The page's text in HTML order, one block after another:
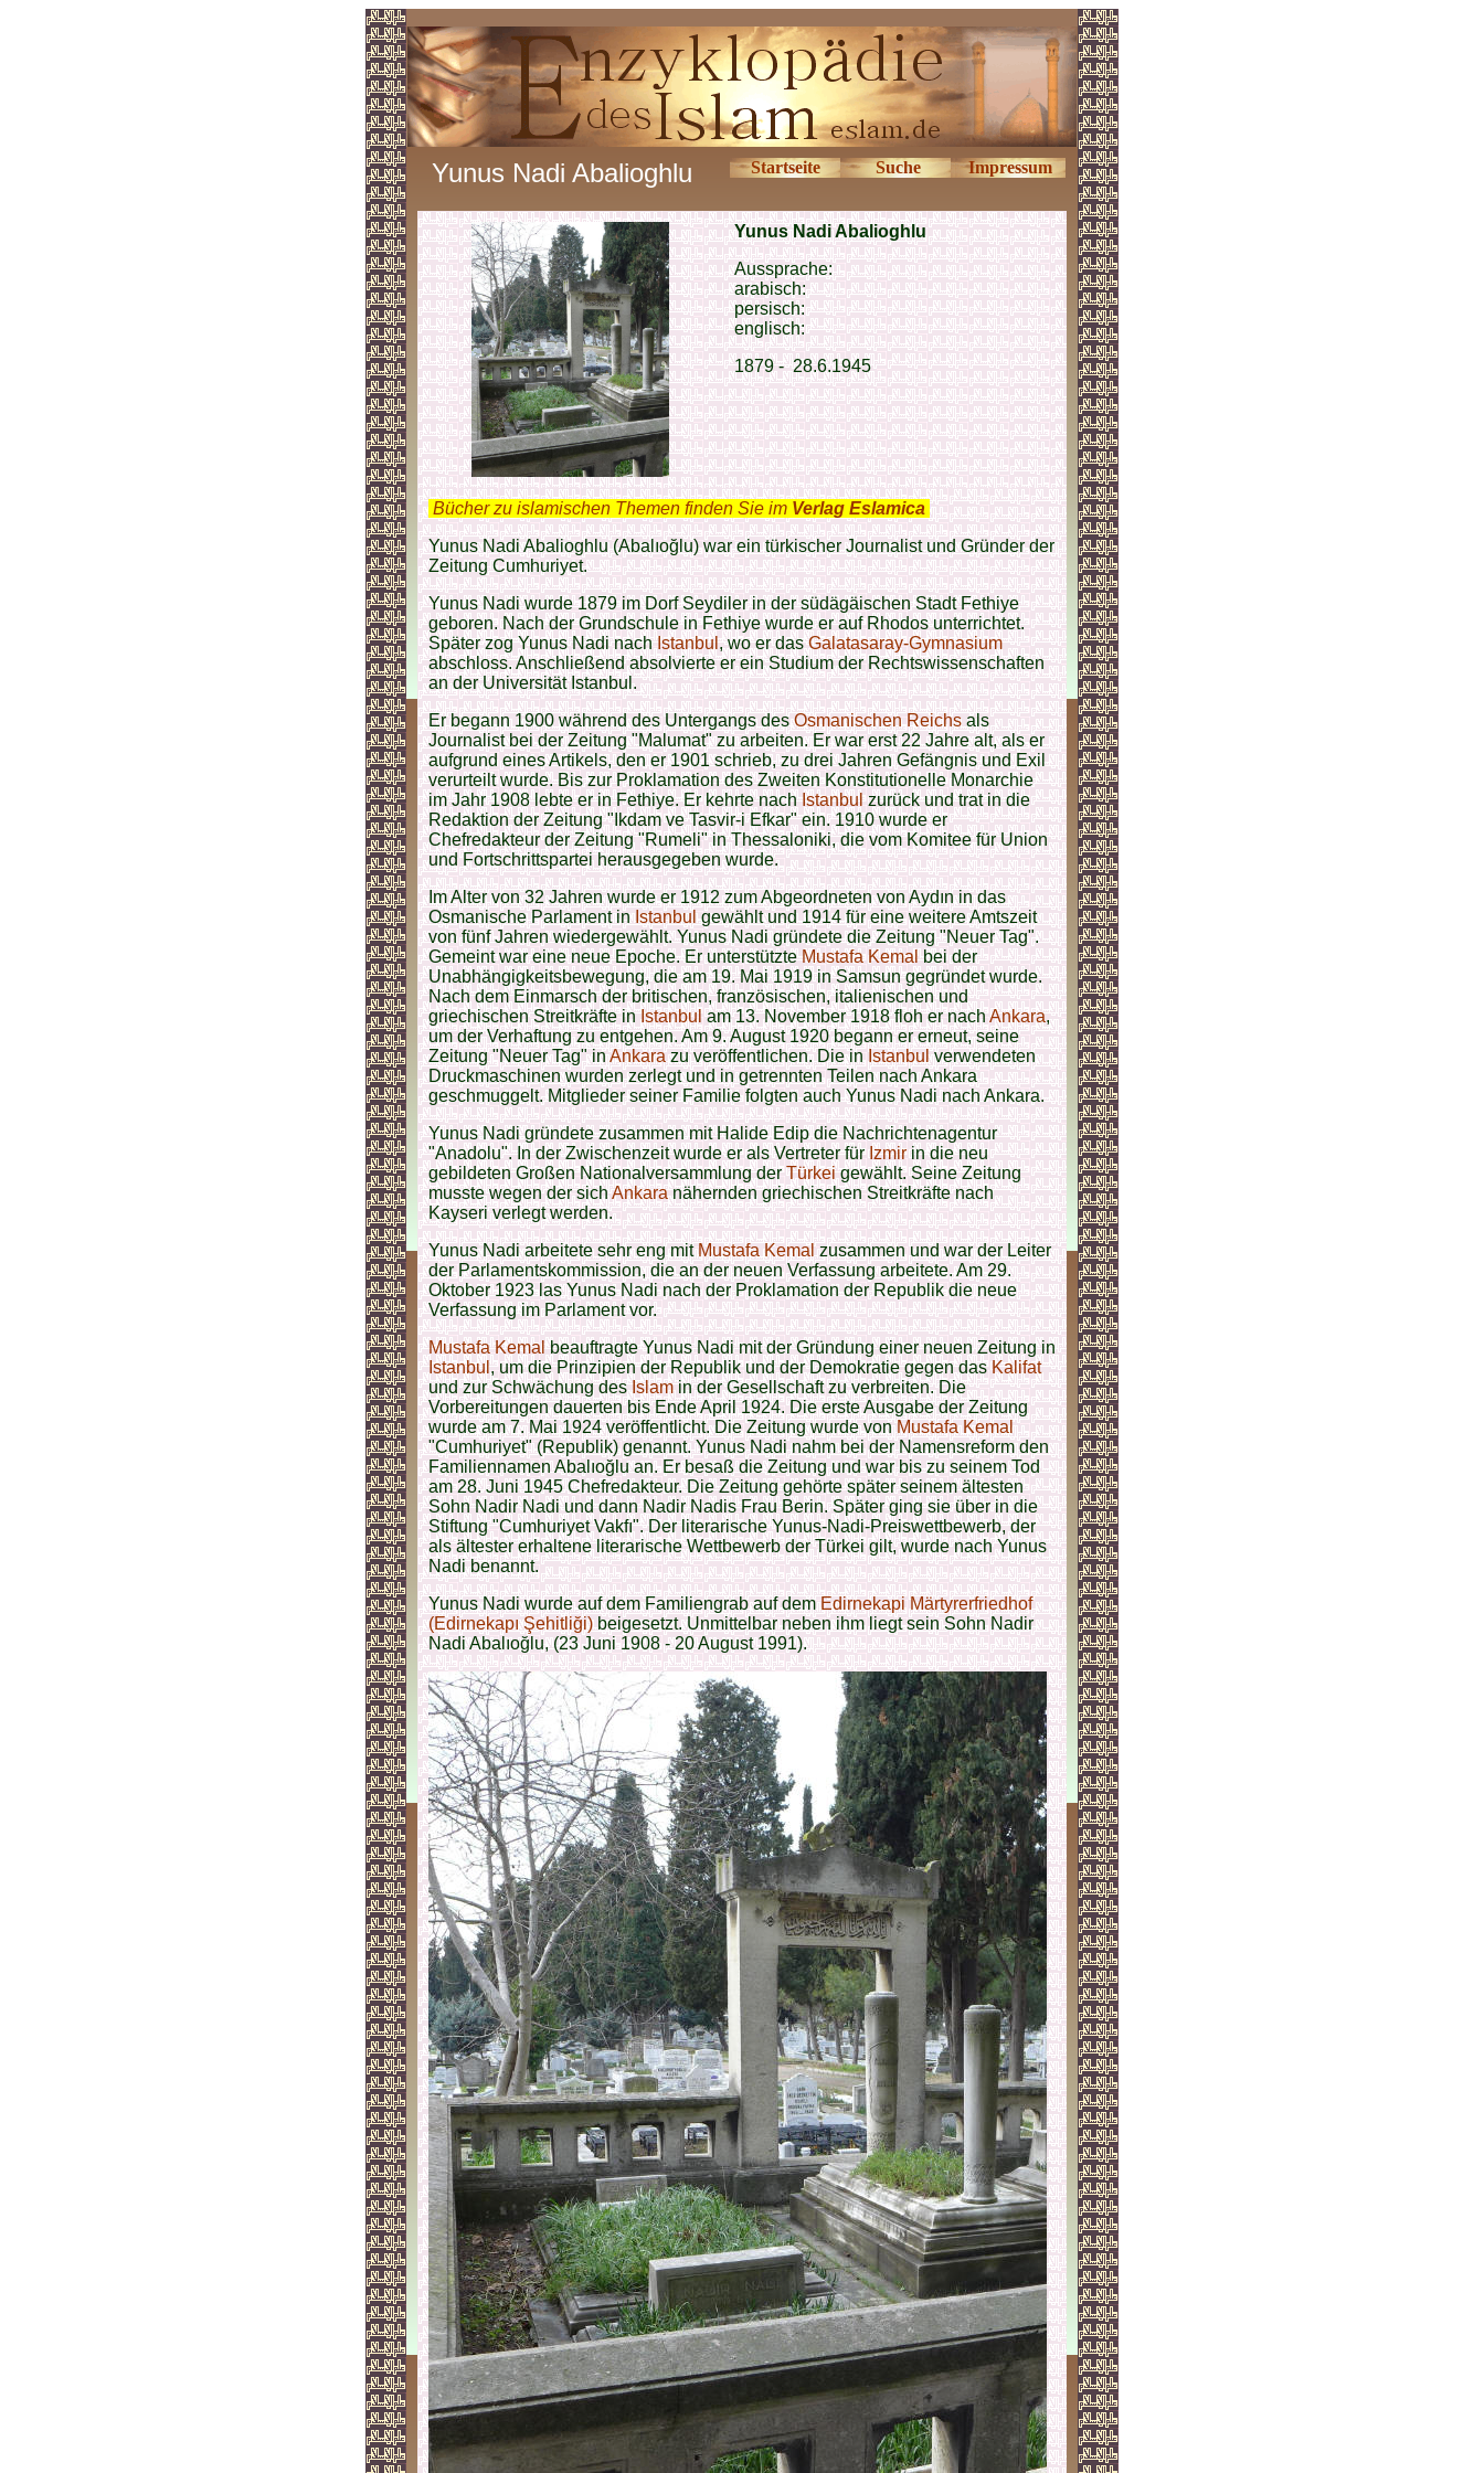
Yunus Nadi Abalioghlu Startseite Suche Impressum
Yunus Nadi Abalioghlu
Aussprache:
arabisch:
persisch:
englisch:
1879 -28.6.1945
Bücher zu islamischen Themen finden Sie im Verlag Eslamica
Yunus Nadi Abalioghlu (Abalıoğlu) war ein türkischer Journalist und Gründer der
Zeitung Cumhuriyet.
Yunus Nadi wurde 1879 im Dorf Seydiler in der südägäischen Stadt Fethiye
geboren. Nach der Grundschule in Fethiye wurde er auf Rhodos unterrichtet.
Später zog Yunus Nadi nachIstanbul, wo er dasGalatasaray-Gymnasium
abschloss. Anschließend absolvierte er ein Studium der Rechtswissenschaften
an der Universität Istanbul.
Er begann 1900 während des Untergangs desOsmanischen Reichs als
Journalist bei der Zeitung "Malumat" zu arbeiten. Er war erst 22 Jahre alt, als er
aufgrund eines Artikels, den er 1901 schrieb, zu drei Jahren Gefängnis und Exil
verurteilt wurde. Bis zur Proklamation des Zweiten Konstitutionelle Monarchie
im Jahr 1908 lebte er in Fethiye. Er kehrte nachIstanbulzurück und trat in die
Redaktion der Zeitung "Ikdam ve Tasvir-i Efkar" ein. 1910 wurde er
Chefredakteur der Zeitung "Rumeli" in Thessaloniki, die vom Komitee für Union
und Fortschrittspartei herausgegeben wurde.
Im Alter von 32 Jahren wurde er 1912 zum Abgeordneten von Aydın in das
Osmanische Parlament inIstanbulgewählt und 1914 für eine weitere Amtszeit
von fünf Jahren wiedergewählt. Yunus Nadi gründete die Zeitung "Neuer Tag".
Gemeint war eine neue Epoche. Er unterstützteMustafa Kemalbei der
Unabhängigkeitsbewegung, die am 19. Mai 1919 in Samsun gegründet wurde.
Nach dem Einmarsch der britischen, französischen, italienischen und
griechischen Streitkräfte inIstanbulam 13. November 1918 floh er nachAnkara,
um der Verhaftung zu entgehen. Am 9. August 1920 begann er erneut, seine
Zeitung "Neuer Tag" inAnkarazu veröffentlichen. Die inIstanbulverwendeten
Druckmaschinen wurden zerlegt und in getrennten Teilen nach Ankara
geschmuggelt. Mitglieder seiner Familie folgten auch Yunus Nadi nach Ankara.
Yunus Nadi gründete zusammen mit Halide Edip die Nachrichtenagentur
"Anadolu". In der Zwischenzeit wurde er als Vertreter fürIzmirin die neu
gebildeten Großen Nationalversammlung derTürkeigewählt. Seine Zeitung
musste wegen der sichAnkaranähernden griechischen Streitkräfte nach
Kayseri verlegt werden.
Yunus Nadi arbeitete sehr eng mitMustafa Kemalzusammen und war der Leiter
der Parlamentskommission, die an der neuen Verfassung arbeitete. Am 29.
Oktober 1923 las Yunus Nadi nach der Proklamation der Republik die neue
Verfassung im Parlament vor.
Mustafa Kemalbeauftragte Yunus Nadi mit der Gründung einer neuen Zeitung in
Istanbul, um die Prinzipien der Republik und der Demokratie gegen dasKalifat
und zur Schwächung desIslamin der Gesellschaft zu verbreiten. Die
Vorbereitungen dauerten bis Ende April 1924. Die erste Ausgabe der Zeitung
wurde am 7. Mai 1924 veröffentlicht. Die Zeitung wurde vonMustafa Kemal
"Cumhuriyet" (Republik) genannt. Yunus Nadi nahm bei der Namensreform den
Familiennamen Abalıoğlu an. Er besaß die Zeitung und war bis zu seinem Tod
am 28. Juni 1945 Chefredakteur. Die Zeitung gehörte später seinem ältesten
Sohn Nadir Nadi und dann Nadir Nadis Frau Berin. Später ging sie über in die
Stiftung "Cumhuriyet Vakfı". Der literarische Yunus-Nadi-Preiswettbewerb, der
als ältester erhaltene literarische Wettbewerb der Türkei gilt, wurde nach Yunus
Nadi benannt.
Yunus Nadi wurde auf dem Familiengrab auf demEdirnekapi Märtyrerfriedhof
(Edirnekapı Şehitliği)beigesetzt. Unmittelbar neben ihm liegt sein Sohn Nadir
Nadi Abalıoğlu, (23 Juni 1908 - 20 August 1991).